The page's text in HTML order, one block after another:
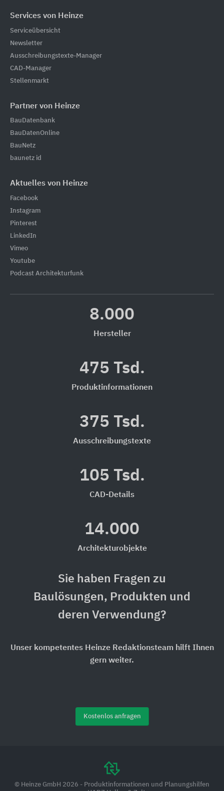
Services von Heinze
Serviceübersicht
Newsletter
Ausschreibungstexte-Manager
CAD-Manager
Stellenmarkt
Partner von Heinze
BauDatenbank
BauDatenOnline
BauNetz
baunetz id
Aktuelles von Heinze
Facebook
Instagram
Pinterest
LinkedIn
Vimeo
Youtube
Podcast Architekturfunk
8.000
Hersteller
475 Tsd.
Produktinformationen
375 Tsd.
Ausschreibungstexte
105 Tsd.
CAD-Details
14.000
Architekturobjekte
Sie haben Fragen zu
Baulösungen, Produkten und
deren Verwendung?
Unser kompetentes Heinze Redaktionsteam hilft Ihnen
gern weiter.
Kostenlos anfragen
© Heinze GmbH 2026 - Produktinformationen und Planungshilfen